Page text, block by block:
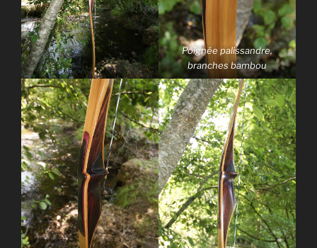
Poignée palissandre,
branches bambou